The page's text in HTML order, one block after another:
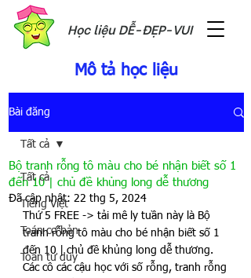
Học liệu DỄ-ĐẸP-VUI
Mô tả học liệu
Bài đăng
Tất cả
Tiếng Việt
Toán cơ bản
Toán tư duy
Tất cả
Bộ tranh rỗng tô màu cho bé nhận biết số 1
đến 10 | chủ đề khủng long dễ thương
Đã cập nhật: 22 thg 5, 2024
Thứ 5 FREE -> tải mê ly tuần này là Bộ
tranh rỗng tô màu cho bé nhận biết số 1
đến 10 | chủ đề khủng long dễ thương.
Các cô các cậu học với số rỗng, tranh rỗng